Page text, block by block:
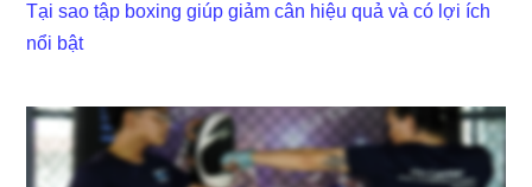
Tại sao tập boxing giúp giảm cân hiệu quả và có lợi ích
nổi bật